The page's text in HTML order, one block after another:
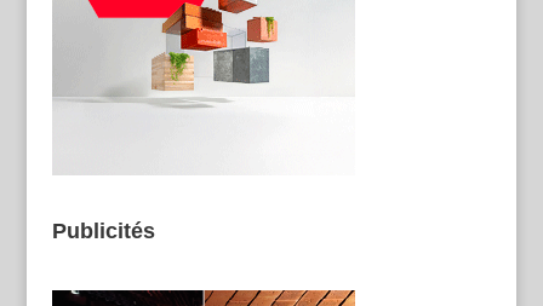
Publicités